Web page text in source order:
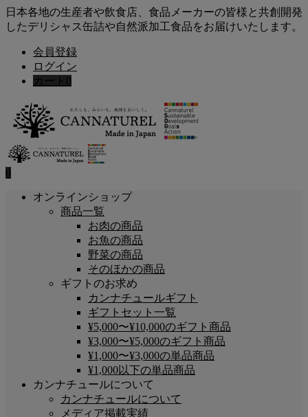
日本各地の生産者や飲食店、食品メーカーの皆様と共創開発
したデリシャス缶詰や自然派加工食品をお届けいたします。
会員登録
ログイン
カート 0
0
オンラインショップ
商品一覧
お肉の商品
お魚の商品
野菜の商品
そのほかの商品
ギフトのお求め
カンナチュールギフト
ギフトセット一覧
¥5,000〜¥10,000のギフト商品
¥3,000〜¥5,000のギフト商品
¥1,000〜¥3,000の単品商品
¥1,000以下の単品商品
カンナチュールについて
カンナチュールについて
メディア掲載実績